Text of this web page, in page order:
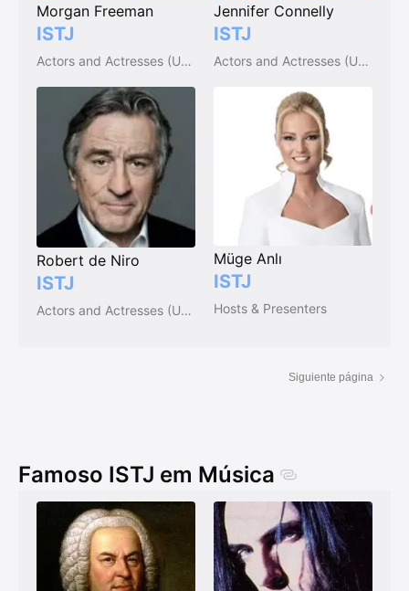
Morgan Freeman
ISTJ
Actors and Actresses (USA)
Jennifer Connelly
ISTJ
Actors and Actresses (USA)
Robert de Niro
ISTJ
Actors and Actresses (USA)
Müge Anlı
ISTJ
Hosts & Presenters
Siguiente página
Famoso ISTJ em Música